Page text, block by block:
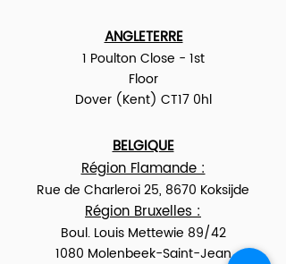
ANGLETERRE
1 Poulton Close - 1st
Floor
Dover (Kent) CT17 0hl
BELGIQUE
Région Flamande :
Rue de Charleroi 25, 8670 Koksijde
Région Bruxelles :
Boul. Louis Mettewie 89/42
1080 Molenbeek-Saint-Jean